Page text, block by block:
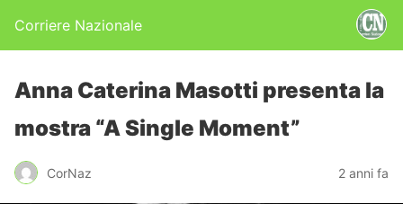
Corriere Nazionale
Anna Caterina Masotti presenta la
mostra “A Single Moment”
CorNaz 2 anni fa